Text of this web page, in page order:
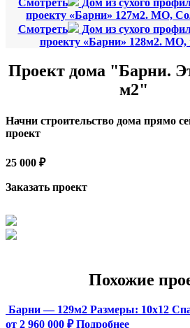
проекту «Барни» 127м2. МО,
Смотреть
Дом из сухого
проекту «Барни» 128м2. МО,
Проект дома "Барни.
м2"
Начни строительство дома прямо
проект
25 000 ₽
Заказать проект
Похожие
Барни — 129м2 Размеры: 10х12
от 2 960 000 ₽ Подробнее